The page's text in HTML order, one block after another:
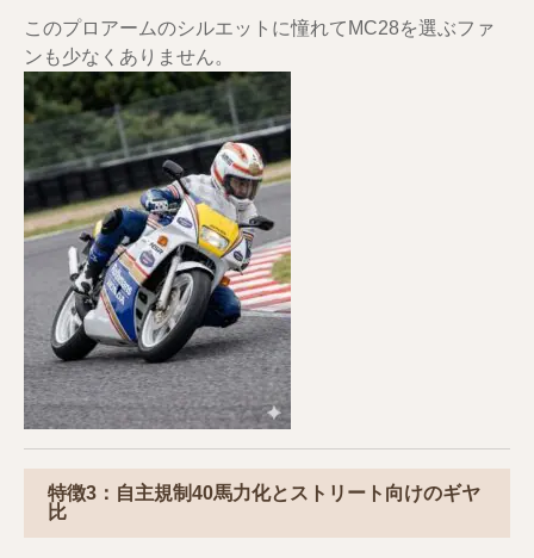
このプロアームのシルエットに憧れてMC28を選ぶファ
ンも少なくありません。
特徴3：自主規制40馬力化とストリート向けのギヤ
比